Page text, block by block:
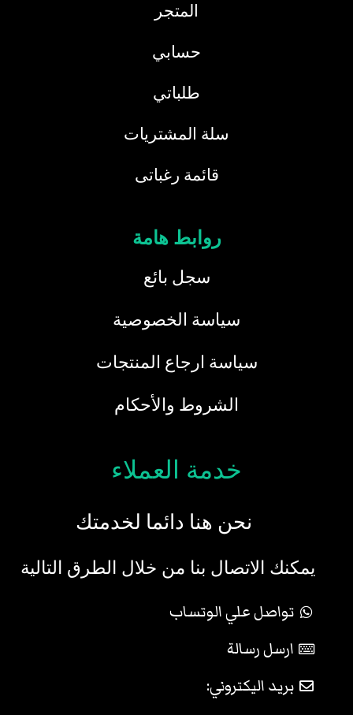
المتجر
حسابي
طلباتي
سلة المشتريات
قائمة رغباتى
روابط هامة
سجل بائع
سياسة الخصوصية
سياسة ارجاع المنتجات
الشروط والأحكام
خدمة العملاء
نحن هنا دائما لخدمتك
يمكنك الاتصال بنا من خلال الطرق التالية
تواصل علي الوتساب
ارسل رسالة
بريد اليكتروني: